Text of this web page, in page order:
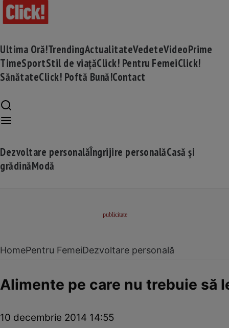
Ultima Oră!TrendingActualitateVedeteVideoPrime
TimeSportStil de viațăClick! Pentru FemeiClick!
SănătateClick! Poftă Bună!Contact
Dezvoltare personalăÎngrijire personalăCasă și
grădinăModă
HomePentru FemeiDezvoltare personală
Alimente pe care nu trebuie să
10 decembrie 2014 14:55